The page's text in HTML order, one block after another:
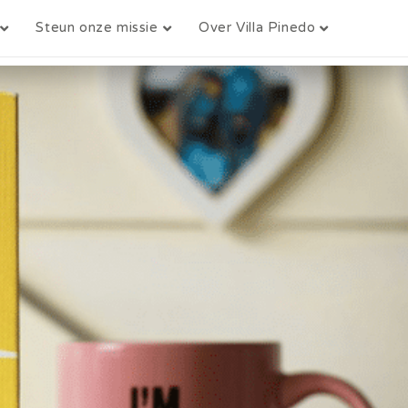
Steun onze missie Over Villa Pinedo